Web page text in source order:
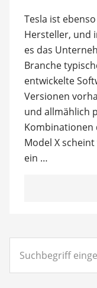
Tesla ist
Hersteller, und
es das
Branche
entwickelte
Versionen
und allmählich
Kombinationen
Model X
ein …
eingeben...